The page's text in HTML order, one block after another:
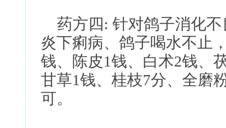
药方四: 针对鸽子消化不
炎下痢病、鸽子喝水不止
钱、陈皮1钱、白术2钱、
甘草1钱、桂枝7分、全磨
可。